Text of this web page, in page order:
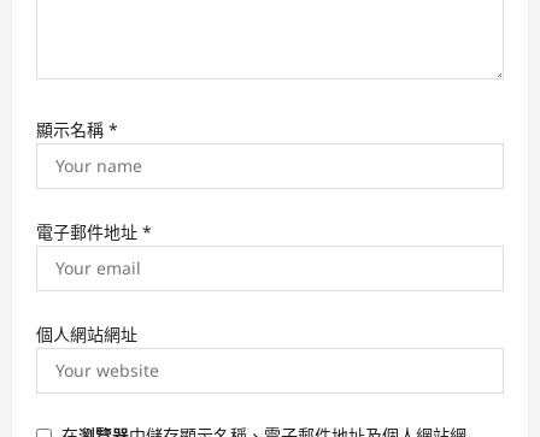
顯示名稱 *
電子郵件地址 *
個人網站網址